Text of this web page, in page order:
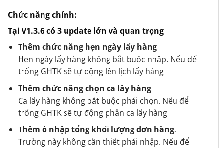
Chức năng chính:
Tại V1.3.6 có 3 update lớn và quan trọng
Thêm chức năng hẹn ngày lấy hàng
Hẹn ngày lấy hàng không bắt buộc nhập. Nếu để
trống GHTK sẽ tự động lên lịch lấy hàng
Thêm chức năng chọn ca lấy hàng
Ca lấy hàng không bắt buộc phải chọn. Nếu để
trống GHTK sẽ tự động phân ca lấy hàng
Thêm ô nhập tổng khối lượng đơn hàng.
Trường này không cần thiết phải nhập. Nếu để